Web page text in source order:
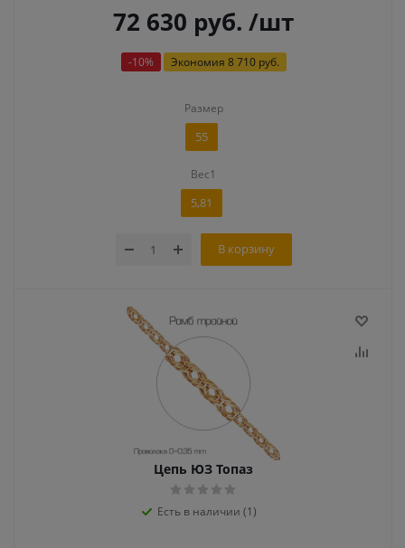
72 630 руб. /шт
-10% Экономия 8 710 руб.
Размер
55
Вес1
5,81
В корзину
Цепь ЮЗ Топаз
Есть в наличии (1)